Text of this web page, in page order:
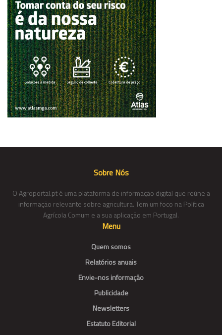
Sobre Nós
O Agroportal.pt é uma plataforma de informação digital que reúne a
informação relevante sobre agricultura. Tem um foco na Política
Agrícola Comum e a sua aplicação em Portugal.
Menu
Quem somos
Relatórios anuais
Envie-nos informação
Publicidade
Newsletters
Estatuto Editorial